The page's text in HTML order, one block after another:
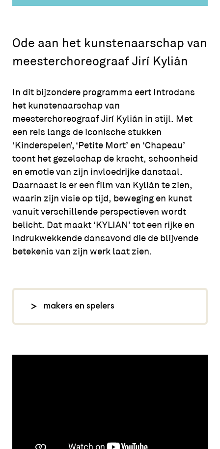
Ode aan het kunstenaarschap van
meesterchoreograaf Jirí Kylián
In dit bijzondere programma eert Introdans
het kunstenaarschap van
meesterchoreograaf Jirí Kylián in stijl. Met
een reis langs de iconische stukken
‘Kinderspelen’, ‘Petite Mort’ en ‘Chapeau’
toont het gezelschap de kracht, schoonheid
en emotie van zijn invloedrijke danstaal.
Daarnaast is er een film van Kylián te zien,
waarin zijn visie op tijd, beweging en kunst
vanuit verschillende perspectieven wordt
belicht. Dat maakt ‘KYLIAN’ tot een rijke en
indrukwekkende dansavond die de blijvende
betekenis van zijn werk laat zien.
makers en spelers